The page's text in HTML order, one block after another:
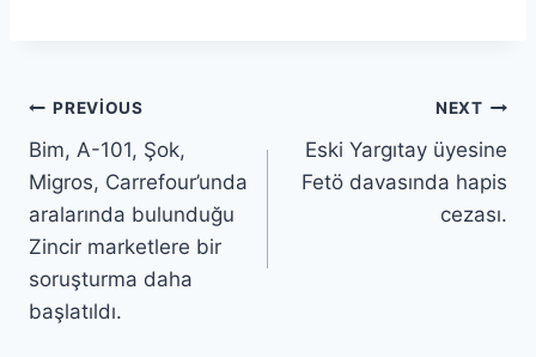
PREVIOUS
Bim, A-101, Şok,
Migros, Carrefour’unda
aralarında bulunduğu
Zincir marketlere bir
soruşturma daha
başlatıldı.
NEXT
Eski Yargıtay üyesine
Fetö davasında hapis
cezası.